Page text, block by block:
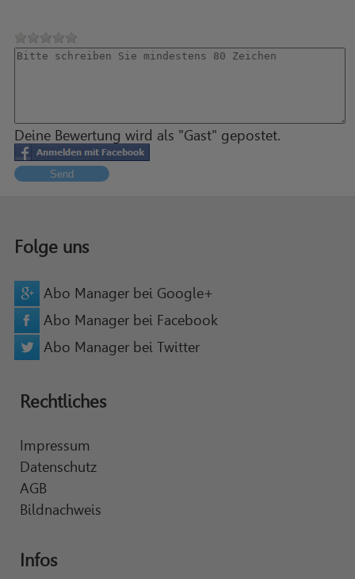
Deine Bewertung wird als "Gast" gepostet.
Send
Folge uns
Abo Manager bei Google+
Abo Manager bei Facebook
Abo Manager bei Twitter
Rechtliches
Impressum
Datenschutz
AGB
Bildnachweis
Infos